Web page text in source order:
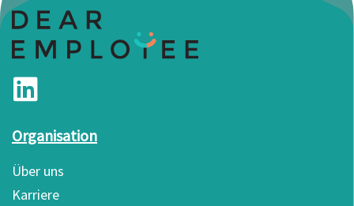
Organisation
Über uns
Karriere